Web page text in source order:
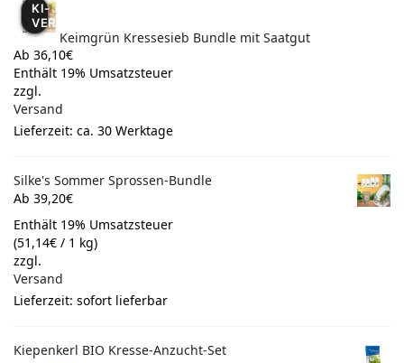
KI-
VERÄNDERT
Keimgrün Kressesieb Bundle mit Saatgut
Ab 36,10€
Enthält 19% Umsatzsteuer
zzgl.
Versand
Lieferzeit: ca. 30 Werktage
Silke's Sommer Sprossen-Bundle
Ab 39,20€
Enthält 19% Umsatzsteuer
(51,14€ / 1 kg)
zzgl.
Versand
Lieferzeit: sofort lieferbar
Kiepenkerl BIO Kresse-Anzucht-Set